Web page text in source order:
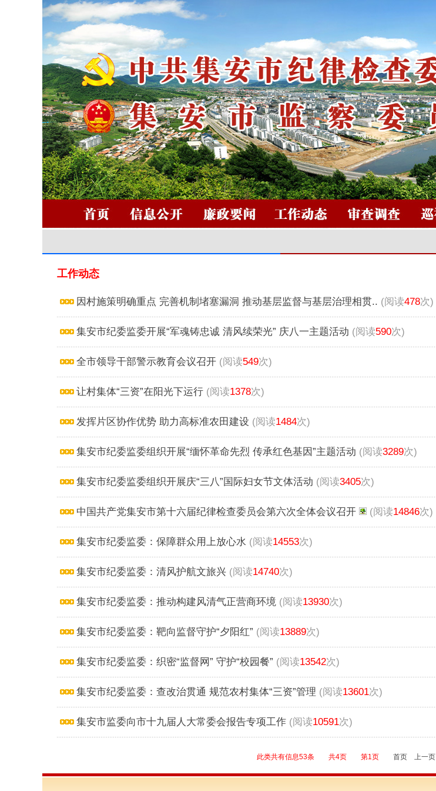
工作动态
因村施策明确重点 完善机制堵塞漏洞 推动基层监督与基层治理相贯.. (阅读478次)
集安市纪委监委开展“军魂铸忠诚 清风续荣光” 庆八一主题活动 (阅读590次)
全市领导干部警示教育会议召开 (阅读549次)
让村集体“三资”在阳光下运行 (阅读1378次)
发挥片区协作优势 助力高标准农田建设 (阅读1484次)
集安市纪委监委组织开展“缅怀革命先烈 传承红色基因”主题活动 (阅读3289次)
集安市纪委监委组织开展庆“三八”国际妇女节文体活动 (阅读3405次)
中国共产党集安市第十六届纪律检查委员会第六次全体会议召开 (阅读14846次)
集安市纪委监委：保障群众用上放心水 (阅读14553次)
集安市纪委监委：清风护航文旅兴 (阅读14740次)
集安市纪委监委：推动构建风清气正营商环境 (阅读13930次)
集安市纪委监委：靶向监督守护“夕阳红” (阅读13889次)
集安市纪委监委：织密“监督网” 守护“校园餐” (阅读13542次)
集安市纪委监委：查改治贯通 规范农村集体“三资”管理 (阅读13601次)
集安市监委向市十九届人大常委会报告专项工作 (阅读10591次)
此类共有信息53条 共4页 第1页 首页 上一页